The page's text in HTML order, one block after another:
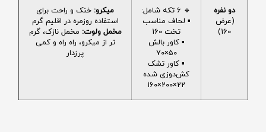
دو نفره
(عرض
160)
🔹 6 تکه شامل:
▪️ لحاف مناسب
تخت 160
▪️ کاور بالش
50×70
▪️ کاور تشک
کش‌دوزی شده
22×200×160
میکرو: خنک و راحت برای
استفاده روزمره در اقلیم گرم
مخمل ولوت: مخمل نازک، گرم
تر از میکرو، راه راه و کمی
پرزدار